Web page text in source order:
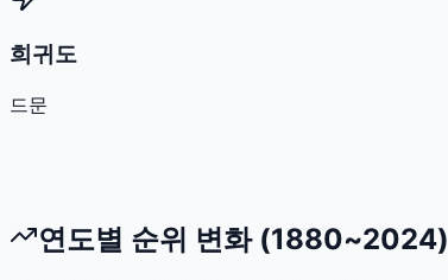
희귀도
드문
연도별 순위 변화 (1880~2024)